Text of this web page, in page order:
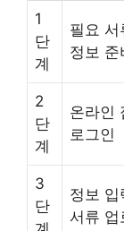
1
단
계
필요 서
정보 준
2
단
계
온라인
로그인
3
단
정보 입
서류 업